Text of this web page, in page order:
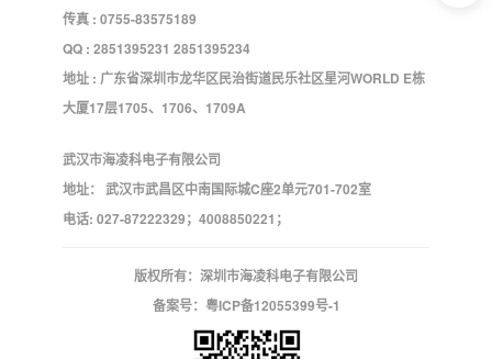
传真 : 0755-83575189
QQ : 2851395231 2851395234
地址 : 广东省深圳市龙华区民治街道民乐社区星河WORLD E栋
大厦17层1705、1706、1709A
武汉市海凌科电子有限公司
地址： 武汉市武昌区中南国际城C座2单元701-702室
电话: 027-87222329；4008850221；
版权所有：深圳市海凌科电子有限公司
备案号： 粤ICP备12055399号-1